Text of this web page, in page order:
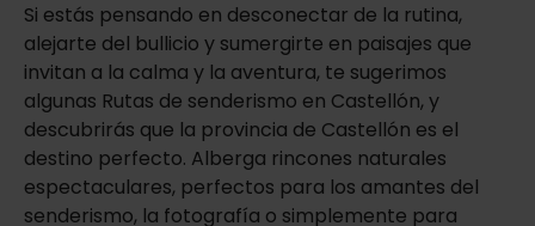
Si estás pensando en desconectar de la rutina,
alejarte del bullicio y sumergirte en paisajes que
invitan a la calma y la aventura, te sugerimos
algunas Rutas de senderismo en Castellón, y
descubrirás que la provincia de Castellón es el
destino perfecto. Alberga rincones naturales
espectaculares, perfectos para los amantes del
senderismo, la fotografía o simplemente para